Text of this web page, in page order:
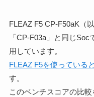
FLEAZ F5 CP-F50aK（
「CP-F03a」と同じ
用しています。
FLEAZ F5を使っている
す。
このベンチスコアの比